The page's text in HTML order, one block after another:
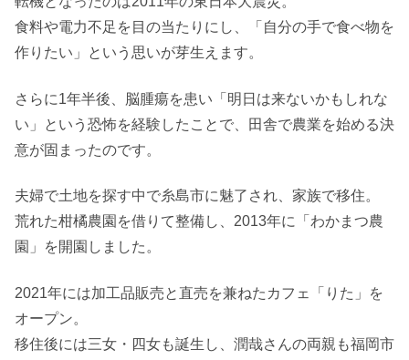
食料や電力不足を目の当たりにし、「自分の手で食べ物を
作りたい」という思いが芽生えます。
さらに1年半後、脳腫瘍を患い「明日は来ないかもしれな
い」という恐怖を経験したことで、田舎で農業を始める決
意が固まったのです。
夫婦で土地を探す中で糸島市に魅了され、家族で移住。
荒れた柑橘農園を借りて整備し、2013年に「わかまつ農
園」を開園しました。
2021年には加工品販売と直売を兼ねたカフェ「りた」を
オープン。
移住後には三女・四女も誕生し、潤哉さんの両親も福岡市